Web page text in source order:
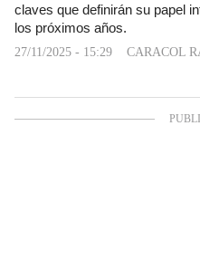
claves que definirán su papel
los próximos años.
27/11/2025 - 15:29 CARACOL